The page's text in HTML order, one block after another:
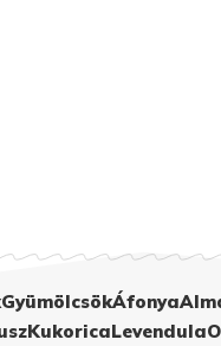
GyümölcsökÁfonya
KukoricaLevendula